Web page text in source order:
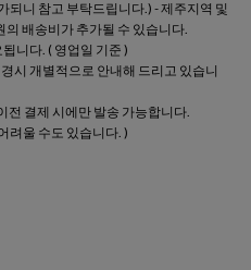
니 참고 부탁드립니다.) - 제주지역 및
배송비가 추가될 수 있습니다.
니다. ( 영업일 기준 )
시 개별적으로 안내해 드리고 있습니
전 결제 시에만 발송 가능합니다.
려울 수도 있습니다. )